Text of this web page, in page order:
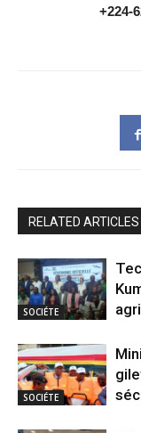
+224-628-
RELATED ARTICLES
SOCIÉTE
SOCIÉTE